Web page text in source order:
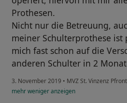
Prothesen.
Nicht nur die Betreuung,
meiner Schulterprothese ist
mich fast schon auf die
anderen Schulter in 2
3. November 2019 • MVZ St. Vinzenz
mehrwenigeranzeigen